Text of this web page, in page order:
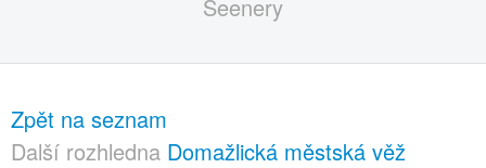
Zpět na seznam
Další rozhledna Domažlická městská věž